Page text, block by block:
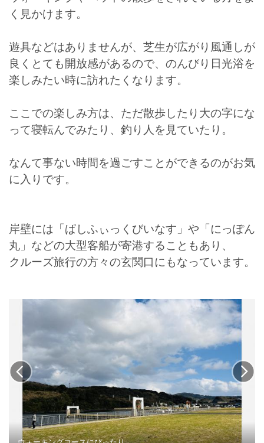
く見かけます。
遊具などはありませんが、芝生が広がり風通しが
良くとても開放感があるので、のんびり日光浴を
楽しみたい時に訪れたくなります。
ここでの楽しみ方は、ただ散歩したり大の字にな
って寝転んでみたり、釣り人を見ていたり。
なんて事ない時間を過ごすことができるのがお気
に入りです。
岸壁には「ぱしふぃっくびいなす」や「にっぽん
丸」などの大型客船が寄港することもあり、
クルーズ旅行の方々の玄関口にもなっています。